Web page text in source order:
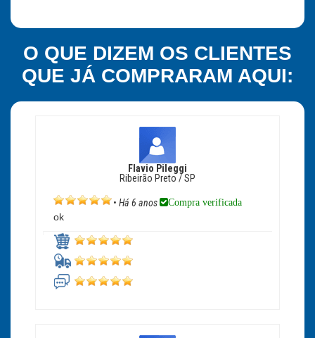
O QUE DIZEM OS CLIENTES
QUE JÁ COMPRARAM AQUI:
Flavio Pileggi
Ribeirão Preto / SP
• Há 6 anos Compra verificada
ok